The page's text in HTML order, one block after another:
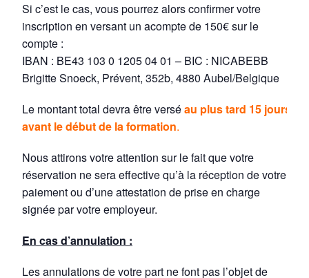
Si c’est le cas, vous pourrez alors confirmer votre
inscription en versant un acompte de 150€ sur le
compte :
IBAN : BE43 103 0 1205 04 01 – BIC : NICABEBB
Brigitte Snoeck, Prévent, 352b, 4880 Aubel/Belgique
Le montant total devra être verséau plus tard 15 jours
avant le début de la formation.
Nous attirons votre attention sur le fait que votre
réservation ne sera effective qu’à la réception de votre
paiement ou d’une attestation de prise en charge
signée par votre employeur.
En cas d’annulation :
Les annulations de votre part ne font pas l’objet de